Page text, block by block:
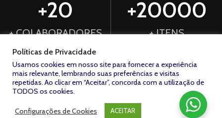
+20
+ COLABORADORES
+20000
+ ITENS
+7348
Políticas de Privacidade
Usamos cookies em nosso site para fornecer a experiência
mais relevante, lembrando suas preferências e visitas
repetidas. Ao clicar em “Aceitar”, concorda com a utilização de
TODOS os cookies.
Configurações de Cookies ACEITAR